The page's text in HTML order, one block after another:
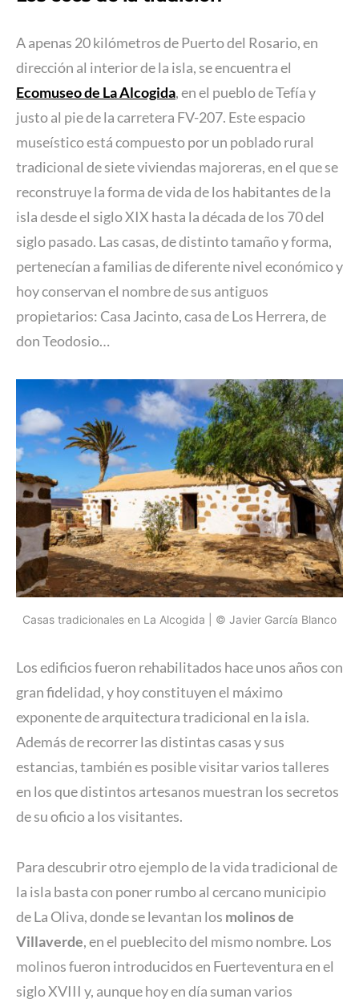
A apenas 20 kilómetros de Puerto del Rosario, en
dirección al interior de la isla, se encuentra el
Ecomuseo de La Alcogida, en el pueblo de Tefía y
justo al pie de la carretera FV-207. Este espacio
museístico está compuesto por un poblado rural
tradicional de siete viviendas majoreras, en el que se
reconstruye la forma de vida de los habitantes de la
isla desde el siglo XIX hasta la década de los 70 del
siglo pasado. Las casas, de distinto tamaño y forma,
pertenecían a familias de diferente nivel económico y
hoy conservan el nombre de sus antiguos
propietarios: Casa Jacinto, casa de Los Herrera, de
don Teodosio…
Casas tradicionales en La Alcogida | © Javier García Blanco
Los edificios fueron rehabilitados hace unos años con
gran fidelidad, y hoy constituyen el máximo
exponente de arquitectura tradicional en la isla.
Además de recorrer las distintas casas y sus
estancias, también es posible visitar varios talleres
en los que distintos artesanos muestran los secretos
de su oficio a los visitantes.
Para descubrir otro ejemplo de la vida tradicional de
la isla basta con poner rumbo al cercano municipio
de La Oliva, donde se levantan los molinos de
Villaverde, en el pueblecito del mismo nombre. Los
molinos fueron introducidos en Fuerteventura en el
siglo XVIII y, aunque hoy en día suman varios